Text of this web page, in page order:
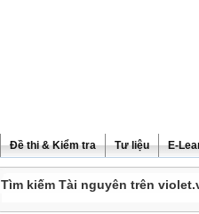
Đề thi & Kiểm tra Tư liệu E-
Tìm kiếm Tài nguyên trên